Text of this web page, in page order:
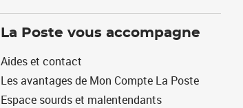
La Poste vous accompagne
Aides et contact
Les avantages de Mon Compte La Poste
Espace sourds et malentendants